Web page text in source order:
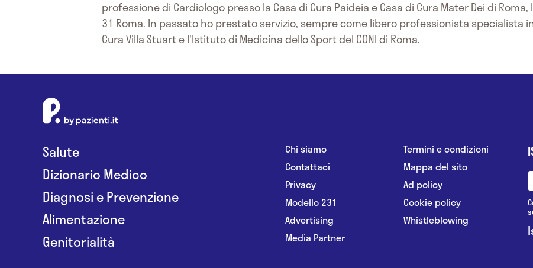
professione di Cardiologo presso la Casa di Cura Paideia e Casa di Cura Mater Dei di
31 Roma. In passato ho prestato servizio, sempre come libero professionista specialista
Cura Villa Stuart e l'Istituto di Medicina dello Sport del CONI di Roma.
Salute
Dizionario Medico
Diagnosi e Prevenzione
Alimentazione
Genitorialità
Chi siamo
Contattaci
Privacy
Modello 231
Advertising
Media Partner
Termini e condizioni
Mappa del sito
Ad policy
Cookie policy
Whistleblowing